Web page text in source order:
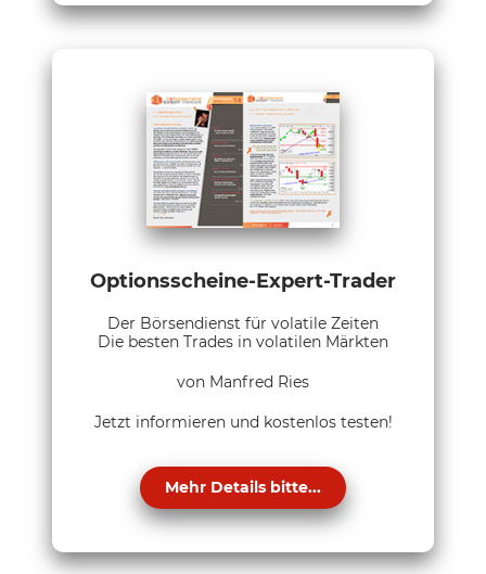
Optionsscheine-Expert-Trader
Der Börsendienst für volatile Zeiten
Die besten Trades in volatilen Märkten
von Manfred Ries
Jetzt informieren und kostenlos testen!
Mehr Details bitte...